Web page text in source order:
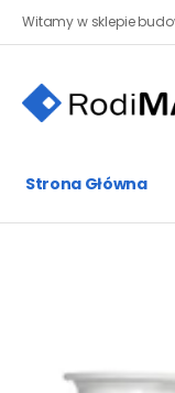
Witamy w sklepie
Strona Główna